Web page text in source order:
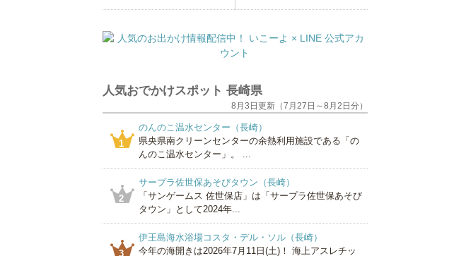
人気おでかけスポット 長崎県
8月3日更新（7月27日～8月2日分）
1
のんのこ温水センター（長崎）
県央県南クリーンセンターの余熱利用施設である「の
んのこ温水センター」。 ...
2
サープラ佐世保あそびタウン（長崎）
「サンゲームス 佐世保店」は「サープラ佐世保あそび
タウン」として2024年...
3
伊王島海水浴場コスタ・デル・ソル（長崎）
今年の海開きは2026年7月11日(土)！ 海上アスレチッ